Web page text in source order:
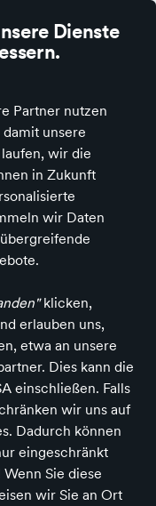
Dienste
Partner nutzen
unsere
wir die
in Zukunft
wir Daten
klicken,
erlauben uns,
etwa an unsere
Dies kann die
einschließen. Falls
wir uns auf
Dadurch können
eingeschränkt
Sie diese
wir Sie an Ort
Spielen & Basteln